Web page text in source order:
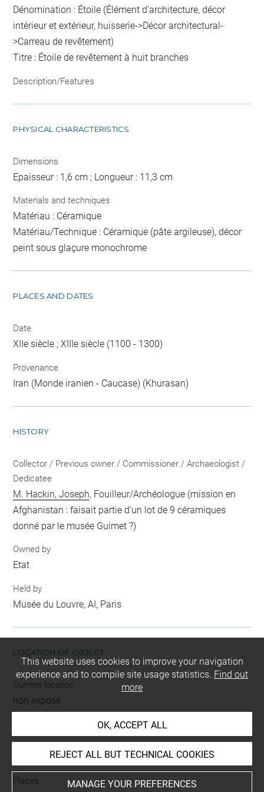
Dénomination : Étoile (Élément d'architecture, décor
intérieur et extérieur, huisserie->Décor architectural-
>Carreau de revêtement)
Titre : Étoile de revêtement à huit branches
Description/Features
PHYSICAL CHARACTERISTICS
Dimensions
Epaisseur : 1,6 cm ; Longueur : 11,3 cm
Materials and techniques
Matériau : Céramique
Matériau/Technique : Céramique (pâte argileuse), décor
peint sous glaçure monochrome
PLACES AND DATES
Date
XIIe siècle ; XIIIe siècle (1100 - 1300)
Provenance
Iran (Monde iranien - Caucase) (Khurasan)
HISTORY
Collector / Previous owner / Commissioner / Archaeologist /
Dedicatee
M. Hackin, Joseph, Fouilleur/Archéologue (mission en
Afghanistan : faisait partie d'un lot de 9 céramiques
donné par le musée Guimet ?)
Owned by
Etat
Held by
Musée du Louvre, AI, Paris
LOCATION OF OBJECT
Current location
non exposé
Places
This website uses cookies to improve your navigation
experience and to compile site usage statistics. Find out
more
OK, ACCEPT ALL
REJECT ALL BUT TECHNICAL COOKIES
MANAGE YOUR PREFERENCES